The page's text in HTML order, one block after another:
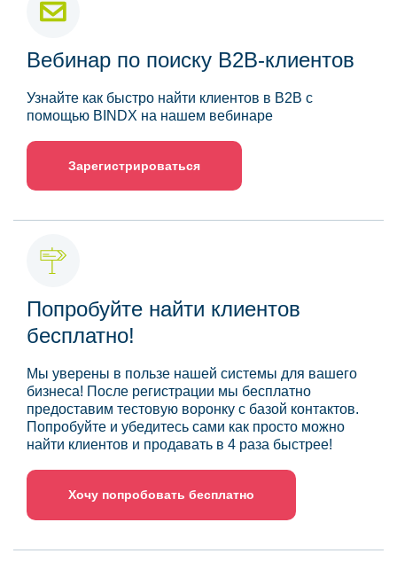
Вебинар по поиску B2B-клиентов
Узнайте как быстро найти клиентов в B2B с
помощью BINDX на нашем вебинаре
Зарегистрироваться
Попробуйте найти клиентов
бесплатно!
Мы уверены в пользе нашей системы для вашего
бизнеса! После регистрации мы бесплатно
предоставим тестовую воронку с базой контактов.
Попробуйте и убедитесь сами как просто можно
найти клиентов и продавать в 4 раза быстрее!
Хочу попробовать бесплатно